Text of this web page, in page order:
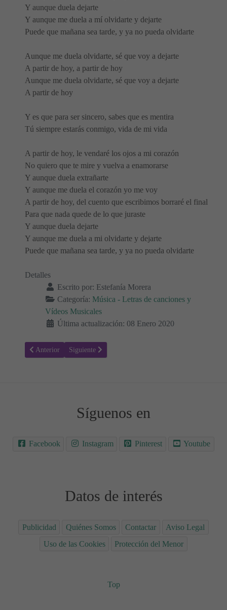
Y aunque duela dejarte
Y aunque me duela a mí olvidarte y dejarte
Puede que mañana sea tarde, y ya no pueda olvidarte
Aunque me duela olvidarte, sé que voy a dejarte
A partir de hoy, a partir de hoy
Aunque me duela olvidarte, sé que voy a dejarte
A partir de hoy
Y es que para ser sincero, sabes que es mentira
Tú siempre estarás conmigo, vida de mi vida
A partir de hoy, le vendaré los ojos a mi corazón
No quiero que te mire y vuelva a enamorarse
Y aunque duela extrañarte
Y aunque me duela el corazón yo me voy
A partir de hoy, del cuento que escribimos borraré el final
Para que nada quede de lo que juraste
Y aunque duela dejarte
Y aunque me duela a mi olvidarte y dejarte
Puede que mañana sea tarde, y ya no pueda olvidarte
Detalles
Escrito por: Estefanía Morera
Categoría: Música - Letras de canciones y
Vídeos Musicales
Última actualización: 08 Enero 2020
Artículo anterior: Letra de la canción, La necesidad, de David Bisbal
Anterior Artículo siguiente: Letra de la canción, Sabrás, de
Siguiente
Síguenos en
Facebook Instagram Pinterest Youtube
Datos de interés
Publicidad Quiénes Somos Contactar
Aviso Legal
Uso de las Cookies
Protección del Menor
Top